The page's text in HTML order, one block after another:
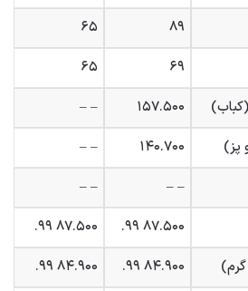
۸۹
۶۵
۶۹
۶۵
۱۵۷.۵۰۰
– –
۱۴۰.۷۰۰
– –
– –
– –
۸۷.۵۰۰ ۹۹.
۸۷.۵۰۰ ۹۹.
۸۴.۹۰۰ ۹۹. ۸۴.۹۰۰ ۹۹.